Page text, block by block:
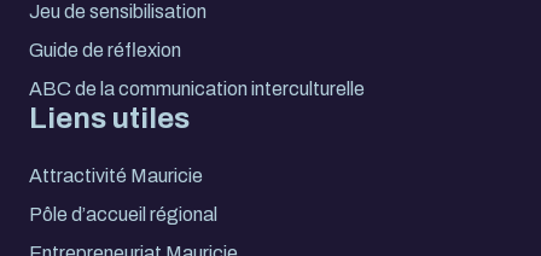
Jeu de sensibilisation
Guide de réflexion
ABC de la communication interculturelle
Liens utiles
Attractivité Mauricie
Pôle d’accueil régional